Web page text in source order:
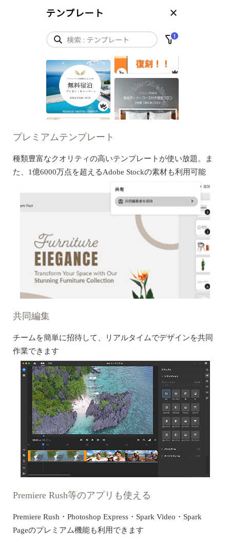
プレミアムテンプレート
種類豊富なクオリティの高いテンプレートが使い放題。ま
た、1億6000万点を超えるAdobe Stockの素材も利用可能
共同編集
チームを簡単に招待して、リアルタイムでデザインを共同
作業できます
Premiere Rush等のアプリも使える
Premiere Rush・Photoshop Express・Spark Video・Spark
Pageのプレミアム機能も利用できます